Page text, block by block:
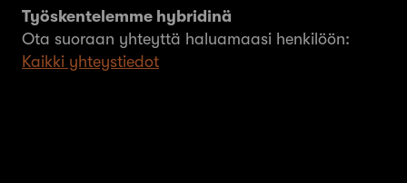
Työskentelemme hybridinä
Ota suoraan yhteyttä haluamaasi henkilöön:
Kaikki yhteystiedot